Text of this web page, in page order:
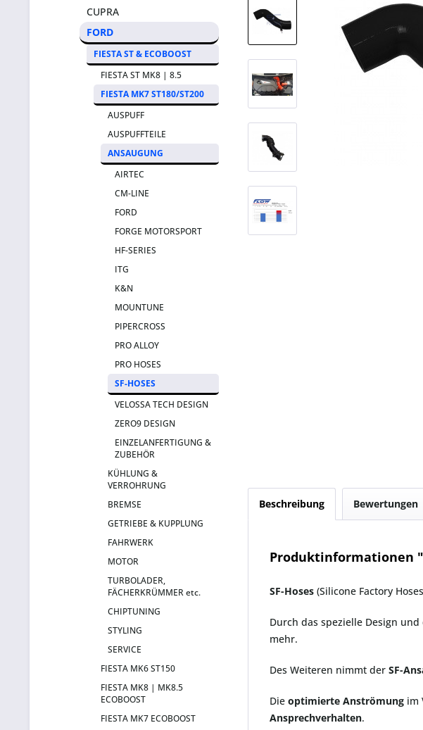
CUPRA
FORD
FIESTA ST & ECOBOOST
FIESTA ST MK8 | 8.5
FIESTA MK7 ST180/ST200
AUSPUFF
AUSPUFFTEILE
ANSAUGUNG
AIRTEC
CM-LINE
FORD
FORGE MOTORSPORT
HF-SERIES
ITG
K&N
MOUNTUNE
PIPERCROSS
PRO ALLOY
PRO HOSES
SF-HOSES
VELOSSA TECH DESIGN
ZERO9 DESIGN
EINZELANFERTIGUNG &
ZUBEHÖR
KÜHLUNG &
VERROHRUNG
BREMSE
GETRIEBE & KUPPLUNG
FAHRWERK
MOTOR
TURBOLADER,
FÄCHERKRÜMMER etc.
CHIPTUNING
STYLING
SERVICE
FIESTA MK6 ST150
FIESTA MK8 | MK8.5
ECOBOOST
FIESTA MK7 ECOBOOST
Beschreibung Bewertungen
Produktinformationen
SF-Hoses (Silicone Factory
Durch das spezielle Design und
mehr.
Des Weiteren nimmt der SF-
Die optimierte Anströmung im
Ansprechverhalten.